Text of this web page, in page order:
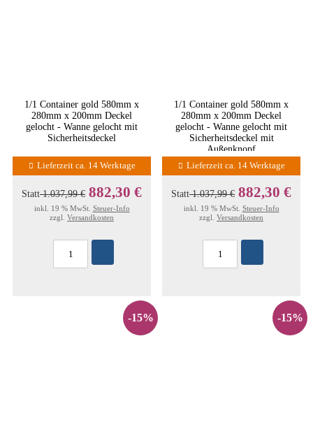
1/1 Container gold 580mm x
280mm x 200mm Deckel
gelocht - Wanne gelocht mit
Sicherheitsdeckel
Lieferzeit ca. 14 Werktage
Statt1.037,99 € 882,30 €
inkl. 19 % MwSt. Steuer-Info
zzgl. Versandkosten
1/1 Container gold 580mm x
280mm x 200mm Deckel
gelocht - Wanne gelocht mit
Sicherheitsdeckel mit
Außenknopf
Lieferzeit ca. 14 Werktage
Statt1.037,99 € 882,30 €
inkl. 19 % MwSt. Steuer-Info
zzgl. Versandkosten
-15% -15%